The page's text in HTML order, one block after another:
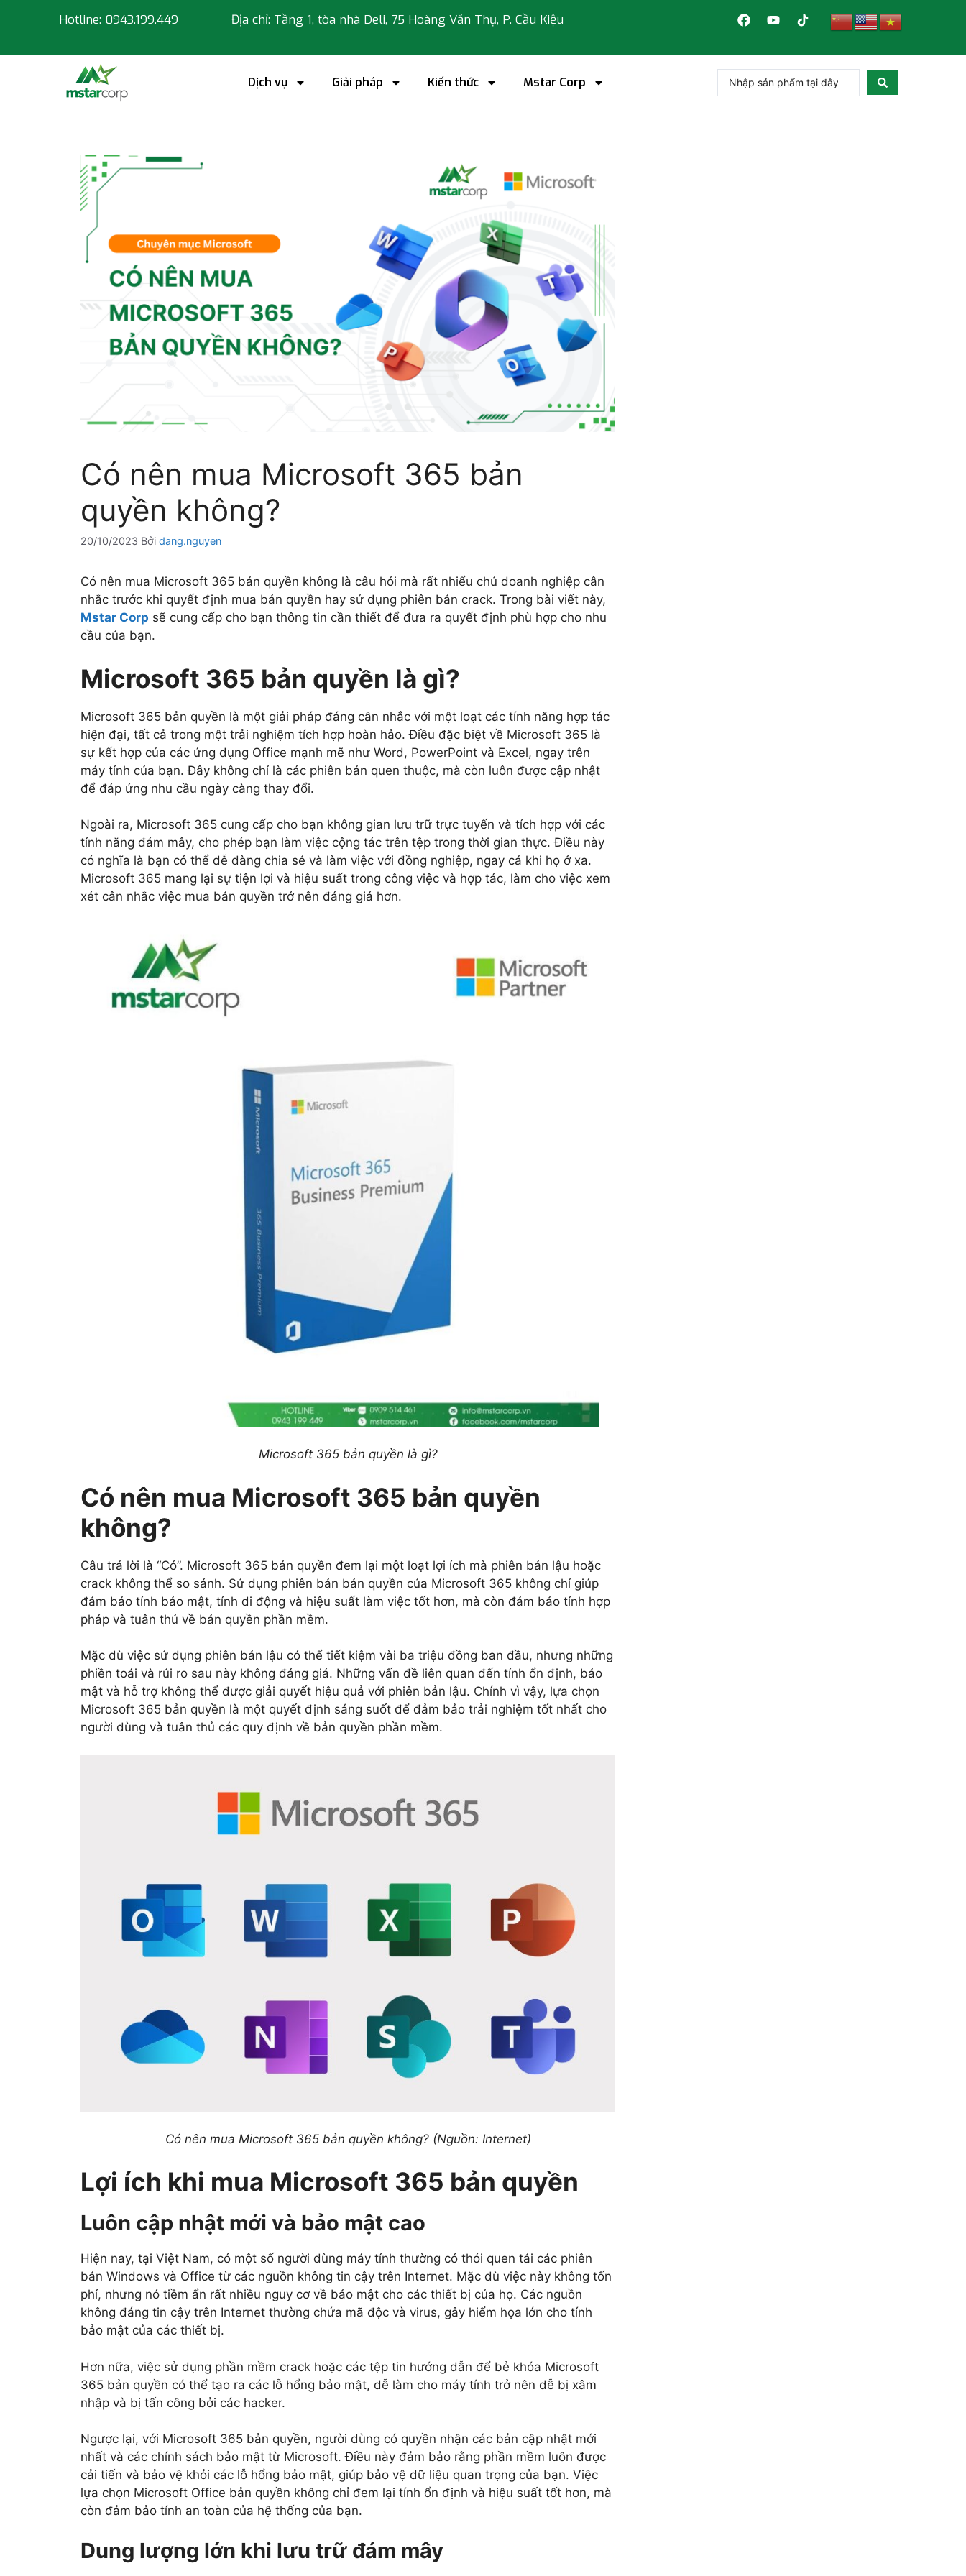
Hotline: 0943.199.449 Địa chỉ: Tầng 1, tòa nhà Deli, 75 Hoàng Văn Thụ, P. Cầu Kiệu
Dịch vụ Giải pháp Kiến thức Mstar Corp
Có nên mua Microsoft 365 bản
quyền không?
20/10/2023 Bởi dang.nguyen
Có nên mua Microsoft 365 bản quyền không là câu hỏi mà rất nhiểu chủ doanh nghiệp cân
nhắc trước khi quyết định mua bản quyền hay sử dụng phiên bản crack. Trong bài viết này,
Mstar Corp sẽ cung cấp cho bạn thông tin cần thiết để đưa ra quyết định phù hợp cho nhu
cầu của bạn.
Microsoft 365 bản quyền là gì?
Microsoft 365 bản quyền là một giải pháp đáng cân nhắc với một loạt các tính năng hợp tác
hiện đại, tất cả trong một trải nghiệm tích hợp hoàn hảo. Điều đặc biệt về Microsoft 365 là
sự kết hợp của các ứng dụng Office mạnh mẽ như Word, PowerPoint và Excel, ngay trên
máy tính của bạn. Đây không chỉ là các phiên bản quen thuộc, mà còn luôn được cập nhật
để đáp ứng nhu cầu ngày càng thay đổi.
Ngoài ra, Microsoft 365 cung cấp cho bạn không gian lưu trữ trực tuyến và tích hợp với các
tính năng đám mây, cho phép bạn làm việc cộng tác trên tệp trong thời gian thực. Điều này
có nghĩa là bạn có thể dễ dàng chia sẻ và làm việc với đồng nghiệp, ngay cả khi họ ở xa.
Microsoft 365 mang lại sự tiện lợi và hiệu suất trong công việc và hợp tác, làm cho việc xem
xét cân nhắc việc mua bản quyền trở nên đáng giá hơn.
Microsoft 365 bản quyền là gì?
Có nên mua Microsoft 365 bản quyền
không?
Câu trả lời là “Có”. Microsoft 365 bản quyền đem lại một loạt lợi ích mà phiên bản lậu hoặc
crack không thể so sánh. Sử dụng phiên bản bản quyền của Microsoft 365 không chỉ giúp
đảm bảo tính bảo mật, tính di động và hiệu suất làm việc tốt hơn, mà còn đảm bảo tính hợp
pháp và tuân thủ về bản quyền phần mềm.
Mặc dù việc sử dụng phiên bản lậu có thể tiết kiệm vài ba triệu đồng ban đầu, nhưng những
phiền toái và rủi ro sau này không đáng giá. Những vấn đề liên quan đến tính ổn định, bảo
mật và hỗ trợ không thể được giải quyết hiệu quả với phiên bản lậu. Chính vì vậy, lựa chọn
Microsoft 365 bản quyền là một quyết định sáng suốt để đảm bảo trải nghiệm tốt nhất cho
người dùng và tuân thủ các quy định về bản quyền phần mềm.
Có nên mua Microsoft 365 bản quyền không? (Nguồn: Internet)
Lợi ích khi mua Microsoft 365 bản quyền
Luôn cập nhật mới và bảo mật cao
Hiện nay, tại Việt Nam, có một số người dùng máy tính thường có thói quen tải các phiên
bản Windows và Office từ các nguồn không tin cậy trên Internet. Mặc dù việc này không tốn
phí, nhưng nó tiềm ẩn rất nhiều nguy cơ về bảo mật cho các thiết bị của họ. Các nguồn
không đáng tin cậy trên Internet thường chứa mã độc và virus, gây hiểm họa lớn cho tính
bảo mật của các thiết bị.
Hơn nữa, việc sử dụng phần mềm crack hoặc các tệp tin hướng dẫn để bẻ khóa Microsoft
365 bản quyền có thể tạo ra các lỗ hổng bảo mật, dễ làm cho máy tính trở nên dễ bị xâm
nhập và bị tấn công bởi các hacker.
Ngược lại, với Microsoft 365 bản quyền, người dùng có quyền nhận các bản cập nhật mới
nhất và các chính sách bảo mật từ Microsoft. Điều này đảm bảo rằng phần mềm luôn được
cải tiến và bảo vệ khỏi các lỗ hổng bảo mật, giúp bảo vệ dữ liệu quan trọng của bạn. Việc
lựa chọn Microsoft Office bản quyền không chỉ đem lại tính ổn định và hiệu suất tốt hơn, mà
còn đảm bảo tính an toàn của hệ thống của bạn.
Dung lượng lớn khi lưu trữ đám mây